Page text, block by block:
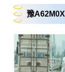
豫A62M0X